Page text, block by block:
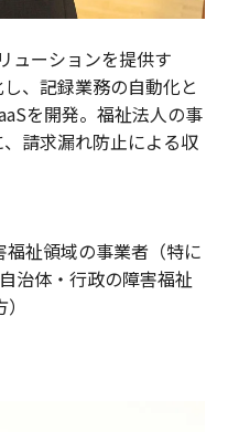
ューションを提供す
、記録業務の自動化と
を開発。福祉法人の事
請求漏れ防止による収
福祉領域の事業者（特に
治体・行政の障害福祉